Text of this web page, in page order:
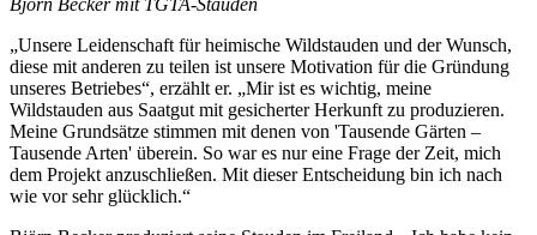
Björn Becker mit TGTA-Stauden
„Unsere Leidenschaft für heimische Wildstauden und der Wunsch,
diese mit anderen zu teilen ist unsere Motivation für die Gründung
unseres Betriebes“, erzählt er. „Mir ist es wichtig, meine
Wildstauden aus Saatgut mit gesicherter Herkunft zu produzieren.
Meine Grundsätze stimmen mit denen von 'Tausende Gärten –
Tausende Arten' überein. So war es nur eine Frage der Zeit, mich
dem Projekt anzuschließen. Mit dieser Entscheidung bin ich nach
wie vor sehr glücklich.“